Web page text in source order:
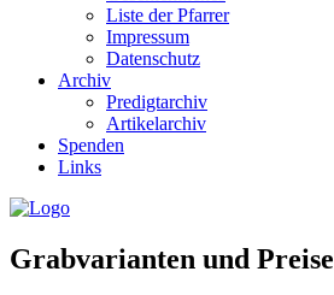
Liste der Pfarrer
Impressum
Datenschutz
Archiv
Predigtarchiv
Artikelarchiv
Spenden
Links
Grabvarianten und Preise